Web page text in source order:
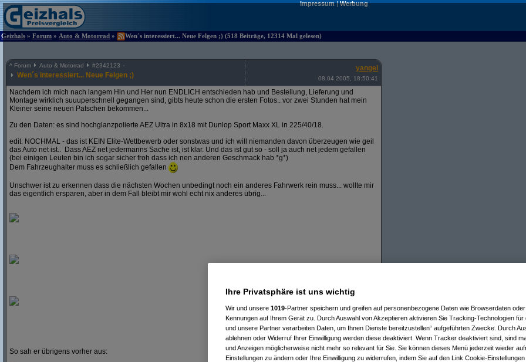
Impressum|Werbung
Geizhals » Forum » Auto & Motorrad » Wen´s interessiert... Neue Felgen ;) (518 Beiträge, 12314 Mal gelesen)
^ Forum Auto & Motorrad #2342123
Wen´s interessiert... Neue Felgen ;)
yangel
08.04.2005, 18:50:41
Nachdem ich mich nach langem Hin und Her nun ENDLICH entschieden hab und Bestellung, Lieferung und
Montage wirklich suuuperschnell gegangen sind, gibts heute schon die ersten Fotos.. vor zwei Stunden hat mein
Kleiner seine neuen Patschen bekommen...
Zu den Daten: es sind hochglanzpolierte AEZ Ultra in 8x18 mit Dunlop Sport Maxx XL in 225/40/18.
edit: NOCHMAL - das ist KEIN Elite-Wettbewerb oder sonstwas und ich will niemanden davon überzeugen wie geil
das Auto net ist.. Dass AEZ net jedermanns Sache ist, ist klar. Und das ist gut so - soll ja auch net jedem gefallen
(bei einigen Leuten bin ich sogar sicher froh dass ich nen anderen Geschmack hab *g*)
Dem Fahrzeughalter muss es schließlich gefallen
Unschwer ist zu erkennen dass die nächsten Wochen unbedingt noch ein anderes Fahrwerk rein muss... wollte mir
das eigentlich ersparen, aber in dem Fall bleibt mir wohl echt nix anderes übrig...
So sah er übrigens vorher aus:
Ihre Privatsphäre ist uns wichtig
Wir und unsere 1019-Partner speichern und greifen auf personenbezogene Daten wie Browserdaten
Kennungen auf Ihrem Gerät zu. Durch Auswahl von Akzeptieren aktivieren Sie Tracking-Technologien für
und unsere Partner verarbeiten Daten, um Ihnen Dienste bereitzustellen“ aufgeführten Zwecke. Durch
ablehnen oder Widerruf Ihrer Einwilligung werden diese deaktiviert. Wenn Tracker deaktiviert sind, sind
und Anzeigen möglicherweise nicht mehr so relevant für Sie. Sie können dieses Menü jederzeit wieder
Einstellungen zu ändern oder Ihre Einwilligung zu widerrufen, indem Sie auf den Link Cookie-